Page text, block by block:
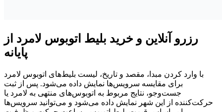
رزرو آنلاین و خرید بلیط اتوبوس لامرد از
پایانه
با وارد کردن مبدا، مقصد و تاریخ، لیست بلیط‌های اتوبوس لامرد
برای مقایسه سرویس‌ها نمایش داده می‌شود. پس از ثبت
جست‌وجو، نتایج مربوط به اتوبوس‌های منتهی به لامرد یا
حرکت‌کننده از این شهر نمایش داده می‌شود و می‌توانید سرویس‌ها